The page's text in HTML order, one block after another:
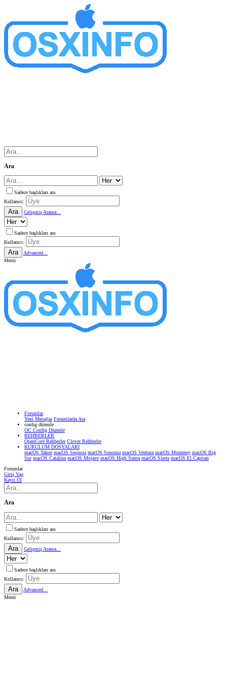
Ara
Sadece başlıkları ara
Kullanıcı:
Ara Gelişmiş Arama...
Sadece başlıkları ara
Kullanıcı:
Ara
Advanced...
Menü
Forumlar
Yeni Mesajlar Forumlarda Ara
confıg düzenle
OC Config Düzenle
REHBERLER
OpenCore Rehberler Clover Rehberler
KURULUM DOSYALARI
macOS Tahoe macOS Sequoia macOS Sonoma macOS Ventura macOS Monterey macOS Big
Sur macOS Catalina macOS Mojave macOS High Sierra macOS Sierra macOS El Capitan
Forumlar
Giriş Yap
Kayıt Ol
Ara
Sadece başlıkları ara
Kullanıcı:
Ara Gelişmiş Arama...
Sadece başlıkları ara
Kullanıcı:
Ara
Advanced...
Menü